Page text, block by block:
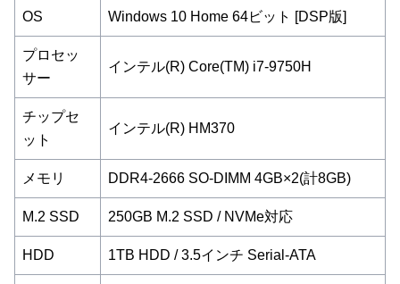
OS Windows 10 Home 64ビット [DSP版]
プロセッ
サー
インテル(R) Core(TM) i7-9750H
チップセ
ット
インテル(R) HM370
メモリ DDR4-2666 SO-DIMM 4GB×2(計8GB)
M.2 SSD 250GB M.2 SSD / NVMe対応
HDD 1TB HDD / 3.5インチ Serial-ATA